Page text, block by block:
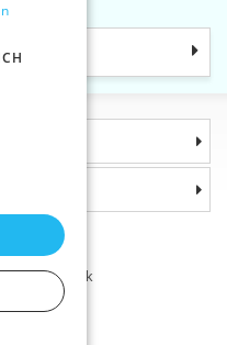
Republik